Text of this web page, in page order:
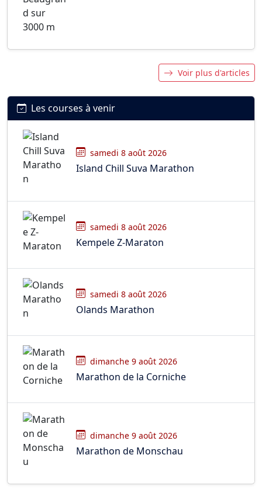
Voir plus d'articles
Les courses à venir
samedi 8 août 2026
Island Chill Suva Marathon
samedi 8 août 2026
Kempele Z-Maraton
samedi 8 août 2026
Olands Marathon
dimanche 9 août 2026
Marathon de la Corniche
dimanche 9 août 2026
Marathon de Monschau